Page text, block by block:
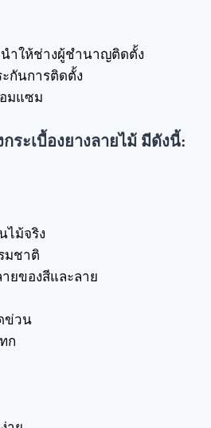
ำให้ช่างผู้ชำนาญติดตั้ง
กันการติดตั้ง
มแซม
ระเบื้องยางลายไม้ มีดังนี้:
ไม้จริง
มชาติ
ยของสีและลาย
ข่วน
ก